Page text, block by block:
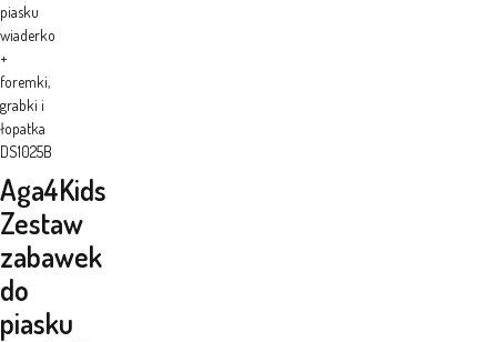
piasku
wiaderko
+
foremki,
grabki i
łopatka
DS1025B
Aga4Kids
Zestaw
zabawek
do
piasku